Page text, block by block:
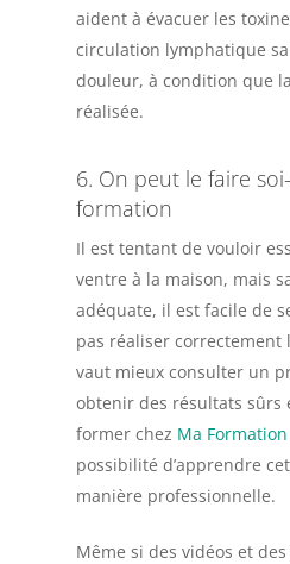
aident à évacuer les
circulation lymphatique
douleur, à condition que
réalisée.
6. On peut le faire
formation
Il est tentant de vouloir
ventre à la maison, mais
adéquate, il est facile de
pas réaliser correctement
vaut mieux consulter un
obtenir des résultats sûrs
former chez Ma
possibilité d’apprendre
manière professionnelle.
Même si des vidéos et